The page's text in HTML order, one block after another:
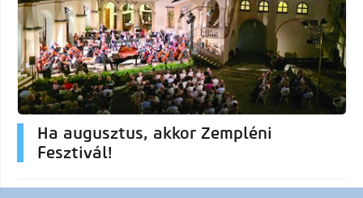
Ha augusztus, akkor Zempléni
Fesztivál!